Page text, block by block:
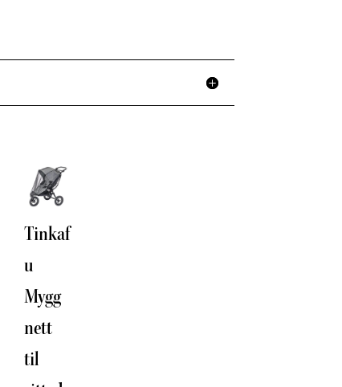
Tinkaf
u
Mygg
nett
til